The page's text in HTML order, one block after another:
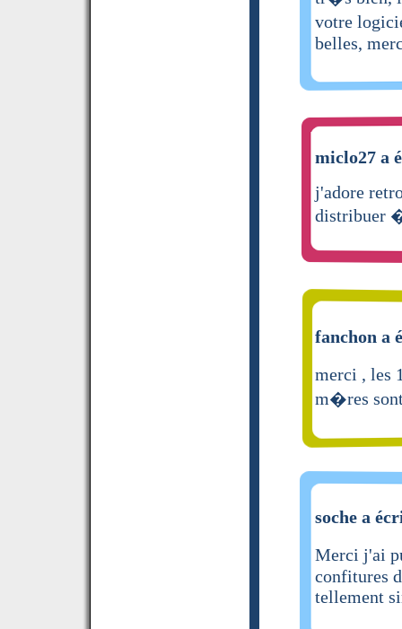
votre
belles,
miclo27 a
j'adore
distribuer
fanchon a
merci ,
m�res
soche a
Merci j'ai
confitures
tellement